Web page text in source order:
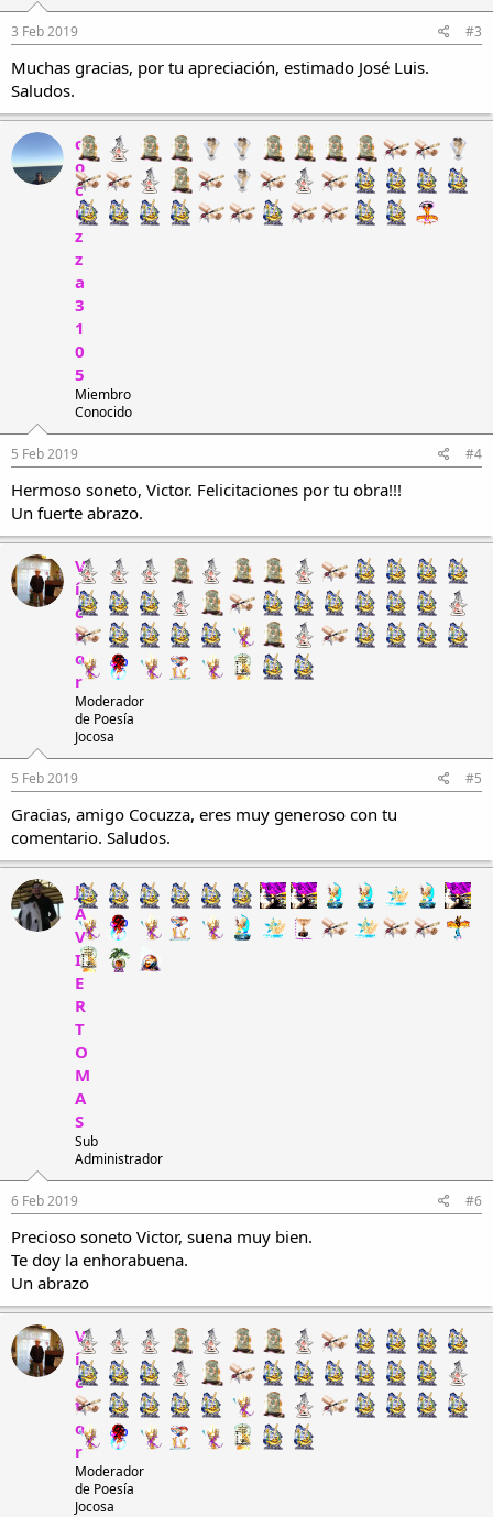
3 Feb 2019 #3
Muchas gracias, por tu apreciación, estimado José Luis.
Saludos.
c
o
c
u
z
z
a
3
1
0
5
Miembro
Conocido
5 Feb 2019 #4
Hermoso soneto, Victor. Felicitaciones por tu obra!!!
Un fuerte abrazo.
V
í
c
t
o
r
Moderador
de Poesía
Jocosa
5 Feb 2019 #5
Gracias, amigo Cocuzza, eres muy generoso con tu
comentario. Saludos.
J
A
V
I
E
R
T
O
M
A
S
Sub
Administrador
6 Feb 2019 #6
Precioso soneto Victor, suena muy bien.
Te doy la enhorabuena.
Un abrazo
V
í
c
t
o
r
Moderador
de Poesía
Jocosa